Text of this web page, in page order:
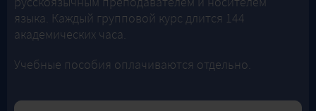
языка. Каждый групповой курс длится 144
академических часа.
Учебные пособия оплачиваются отдельно.